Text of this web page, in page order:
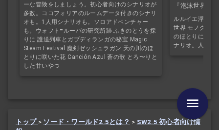
ーな冒険をしましょう。初心者向けのシナリオが
多数。ココフォリアのルームデータ付きのシナリ
オも。1人用シナリオも。ソロアドベンチャー
も。ウォフト=ルーバの研究所跡 ふきのとうを採
りに 護送列車とガブディランガの秘宝 Magic
Steam Festival 魔剣ゼッシュラガン 天の川のほ
とりに咲いた花 Canción Azul 蒼の歌 とろ〜りと
した甘いやつ
『泡沫世界
ルルイエ浮上
世界 モノクロ
のほとりに咲い
ナリオ。人と神
トップ > ソード・ワールド2.5とは？ > SW2.5 初心者向け情